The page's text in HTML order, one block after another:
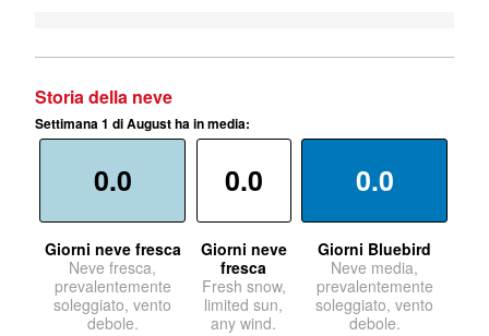
Storia della neve
Settimana 1 di August ha in media:
0.0
Giorni neve fresca
Neve fresca,
prevalentemente
soleggiato, vento
debole.
0.0
Giorni neve
fresca
Fresh snow,
limited sun,
any wind.
0.0
Giorni Bluebird
Neve media,
prevalentemente
soleggiato, vento
debole.